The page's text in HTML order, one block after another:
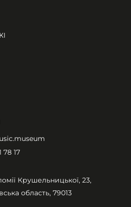
78 17​
Крушельницької, 23,
область, 79013